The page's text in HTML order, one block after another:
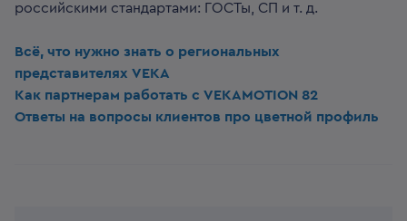
российскими стандартами: ГОСТы, СП и т. д.
Всё, что нужно знать о региональных
представителях VEKA
Как партнерам работать с VEKAMOTION 82
Ответы на вопросы клиентов про цветной профиль